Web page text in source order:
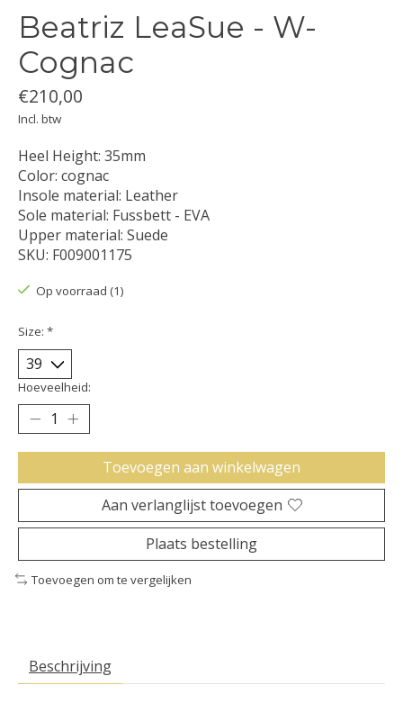
Beatriz LeaSue - W-
Cognac
€210,00
Incl. btw
Heel Height: 35mm
Color: cognac
Insole material: Leather
Sole material: Fussbett - EVA
Upper material: Suede
SKU: F009001175
Op voorraad (1)
Size: *
Hoeveelheid:
Toevoegen aan winkelwagen
Aan verlanglijst toevoegen
Plaats bestelling
Toevoegen om te vergelijken
Beschrijving